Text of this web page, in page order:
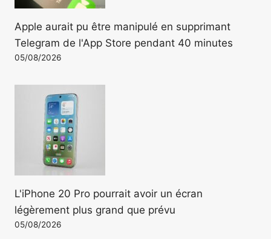
Apple aurait pu être manipulé en supprimant
Telegram de l'App Store pendant 40 minutes
05/08/2026
L'iPhone 20 Pro pourrait avoir un écran
légèrement plus grand que prévu
05/08/2026